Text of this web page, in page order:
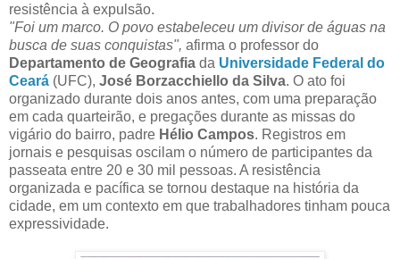
resistência à expulsão.
"Foi um marco. O povo estabeleceu um divisor de águas na
busca de suas conquistas", afirma o professor do
Departamento de Geografia da Universidade Federal do
Ceará (UFC), José Borzacchiello da Silva. O ato foi
organizado durante dois anos antes, com uma preparação
em cada quarteirão, e pregações durante as missas do
vigário do bairro, padre Hélio Campos. Registros em
jornais e pesquisas oscilam o número de participantes da
passeata entre 20 e 30 mil pessoas. A resistência
organizada e pacífica se tornou destaque na história da
cidade, em um contexto em que trabalhadores tinham pouca
expressividade.